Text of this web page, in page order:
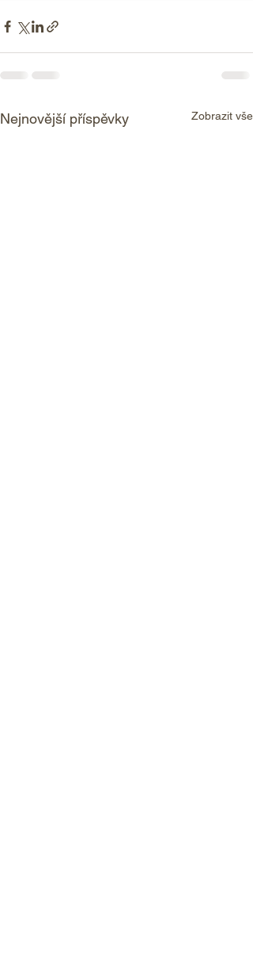
Nejnovější příspěvky Zobrazit vše